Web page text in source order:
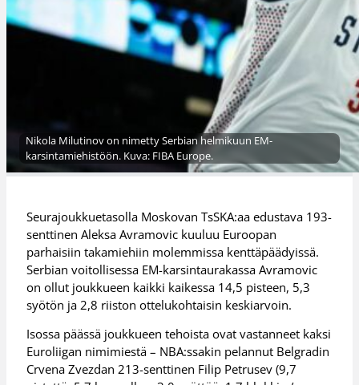
Nikola Milutinov on nimetty Serbian helmikuun EM-
karsintamiehistöön. Kuva: FIBA Europe.
Seurajoukkuetasolla Moskovan TsSKA:aa edustava 193-
senttinen Aleksa Avramovic kuuluu Euroopan
parhaisiin takamiehiin molemmissa kenttäpäädyissä.
Serbian voitollisessa EM-karsintaurakassa Avramovic
on ollut joukkueen kaikki kaikessa 14,5 pisteen, 5,3
syötön ja 2,8 riiston ottelukohtaisin keskiarvoin.
Isossa päässä joukkueen tehoista ovat vastanneet kaksi
Euroliigan nimimiestä – NBA:ssakin pelannut Belgradin
Crvena Zvezdan 213-senttinen Filip Petrusev (9,7